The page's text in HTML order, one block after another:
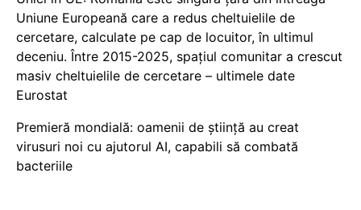
Uniune Europeană care a redus cheltuielile de
cercetare, calculate pe cap de locuitor, în ultimul
deceniu. Între 2015-2025, spațiul comunitar a crescut
masiv cheltuielile de cercetare – ultimele date
Eurostat
Premieră mondială: oamenii de știință au creat
virusuri noi cu ajutorul AI, capabili să combată
bacteriile